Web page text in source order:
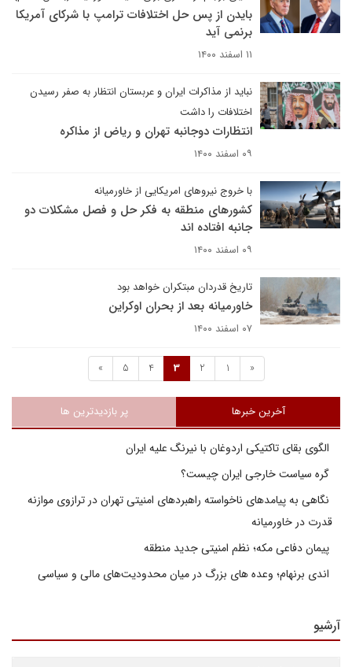
بایدن از پس حل اختلافات ترامپ با شرکای آمریکا
برنمی آید
۱۱ اسفند ۱۴۰۰
نباید از مذاکرات ایران و عربستان انتظار به صفر رسیدن
اختلافات را داشت
انتظارات دوجانبه تهران و ریاض از مذاکره
۰۹ اسفند ۱۴۰۰
با خروج نیروهای امریکایی از خاورمیانه
کشورهای منطقه به فکر حل و فصل مشکلات دو
جانبه افتاده اند
۰۹ اسفند ۱۴۰۰
تاریخ قدردان مبتکران خواهد بود
خاورمیانه بعد از بحران اوکراین
۰۷ اسفند ۱۴۰۰
«
1
2
3
4
5
»
آخرین خبرها پر بازدیدترین ها
الگوی بقای تاکتیکی اردوغان با نیرنگ علیه ایران
گره سیاست خارجی ایران چیست؟
نگاهی به پیامدهای ناخواسته راهبردهای امنیتی تهران در ترازوی موازنه
قدرت در خاورمیانه
پیمان دفاعی مکه؛ نظم امنیتی جدید منطقه
اندی برنهام؛ وعده های بزرگ در میان محدودیت‌های مالی و سیاسی
آرشیو